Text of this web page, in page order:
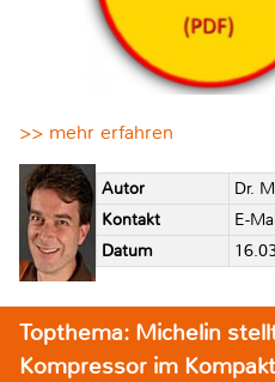
>> mehr erfahren
Autor
Dr.
Kontakt
E-
Datum
Topthema: Michelin
Kompressor im